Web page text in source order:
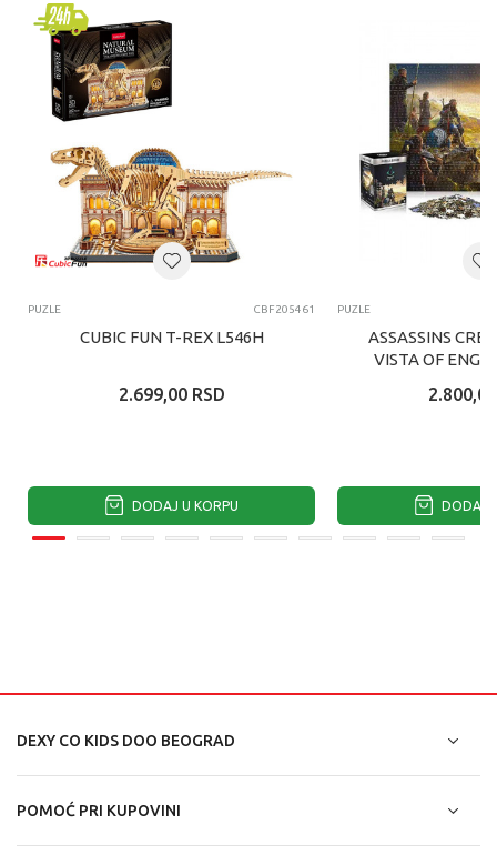
PUZLE CBF205461
CUBIC FUN T-REX L546H
2.699,00 RSD
DODAJ U KORPU
PUZLE
ASSASSINS
VISTA OF
2.800,00
DODAJ
DEXY CO KIDS DOO BEOGRAD
POMOĆ PRI KUPOVINI